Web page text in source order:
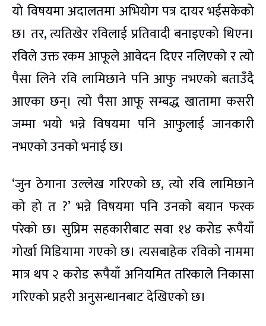
यो विषयमा अदालतमा अभियोग पत्र दायर भईसकेको
छ। तर, त्यतिखेर रविलाई प्रतिवादी बनाइएको थिएन।
रविले उक्त रकम आफूले आवेदन दिएर नलिएको र त्यो
पैसा लिने रवि लामिछाने पनि आफु नभएको बताउँदै
आएका छन्। त्यो पैसा आफू सम्बद्ध खातामा कसरी
जम्मा भयो भन्ने विषयमा पनि आफुलाई जानकारी
नभएको उनको भनाई छ।
‘जुन ठेगाना उल्लेख गरिएको छ, त्यो रवि लामिछाने
को हो त ?’ भन्ने विषयमा पनि उनको बयान फरक
परेको छ। सुप्रिम सहकारीबाट सवा १४ करोड रूपैयाँ
गोर्खा मिडियामा गएको छ। त्यसबाहेक रविको नाममा
मात्र थप २ करोड रूपैयाँ अनियमित तरिकाले निकासा
गरिएको प्रहरी अनुसन्धानबाट देखिएको छ।